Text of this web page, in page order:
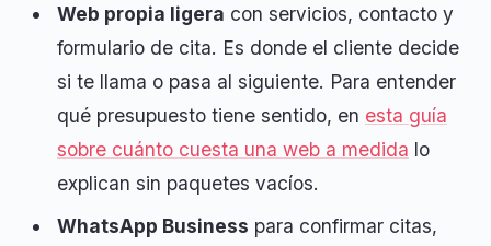
Web propia ligera con servicios, contacto y
formulario de cita. Es donde el cliente decide
si te llama o pasa al siguiente. Para entender
qué presupuesto tiene sentido, en esta guía
sobre cuánto cuesta una web a medida lo
explican sin paquetes vacíos.
WhatsApp Business para confirmar citas,